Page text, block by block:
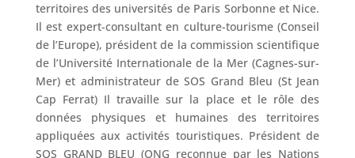
territoires des universités de Paris Sorbonne et Nice.
Il est expert-consultant en culture-tourisme (Conseil
de l’Europe), président de la commission scientifique
de l’Université Internationale de la Mer (Cagnes-sur-
Mer) et administrateur de SOS Grand Bleu (St Jean
Cap Ferrat) Il travaille sur la place et le rôle des
données physiques et humaines des territoires
appliquées aux activités touristiques. Président de
SOS GRAND BLEU (ONG reconnue par les Nations